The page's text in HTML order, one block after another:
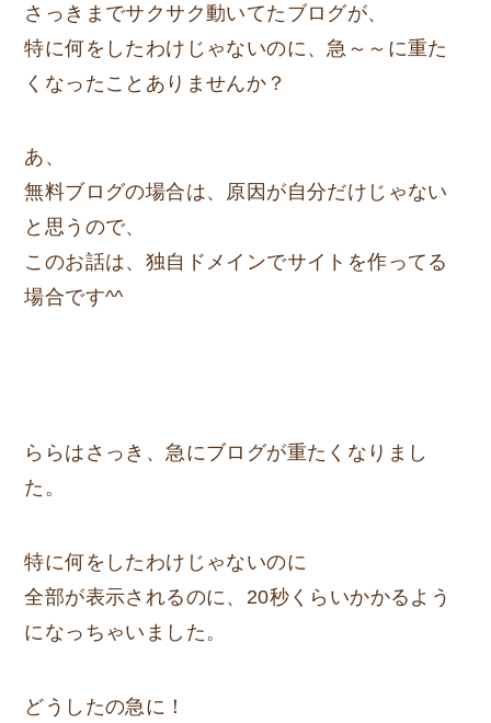
さっきまでサクサク動いてたブログが、
特に何をしたわけじゃないのに、急～～に重た
くなったことありませんか？
あ、
無料ブログの場合は、原因が自分だけじゃない
と思うので、
このお話は、独自ドメインでサイトを作ってる
場合です^^
ららはさっき、急にブログが重たくなりまし
た。
特に何をしたわけじゃないのに
全部が表示されるのに、20秒くらいかかるよう
になっちゃいました。
どうしたの急に！